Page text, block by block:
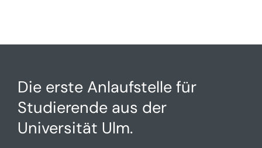
Die erste Anlaufstelle für
Studierende aus der
Universität Ulm.